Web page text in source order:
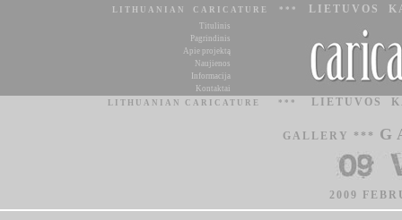
LITHUANIAN CARICATURE *** LIETUVOS
Titulinis
Pagrindinis
Apie projektą
Naujienos
Informacija
Kontaktai
LITHUANIAN CARICATURE
*** LIETUVOS
GALLERY ***
2009